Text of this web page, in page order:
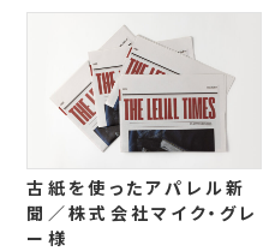
古紙を使ったアパレル新
聞／株式会社マイク・グレ
ー様